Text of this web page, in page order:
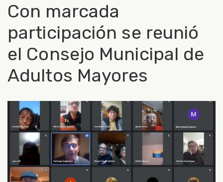
Con marcada
participación se reunió
el Consejo Municipal de
Adultos Mayores